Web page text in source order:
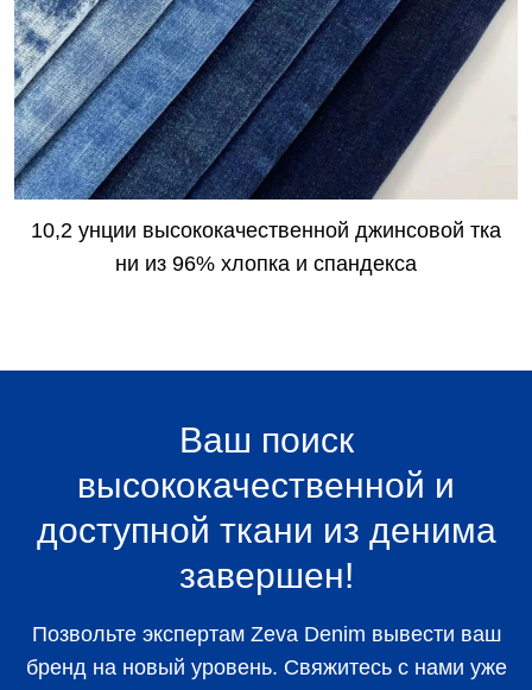
10,2 унции высококачественной джинсовой тка
ни из 96% хлопка и спандекса
Ваш поиск
высококачественной и
доступной ткани из денима
завершен!
Позвольте экспертам Zeva Denim вывести ваш
бренд на новый уровень. Свяжитесь с нами уже